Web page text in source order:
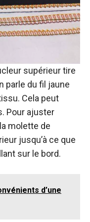
supérieur tire
parle du fil jaune
Cela peut
Pour ajuster
molette de
jusqu’à ce que
sur le bord.
d’une